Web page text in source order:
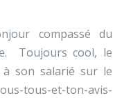
compassé du
Toujours cool, le
à son salarié sur le
tous-et-ton-avis-